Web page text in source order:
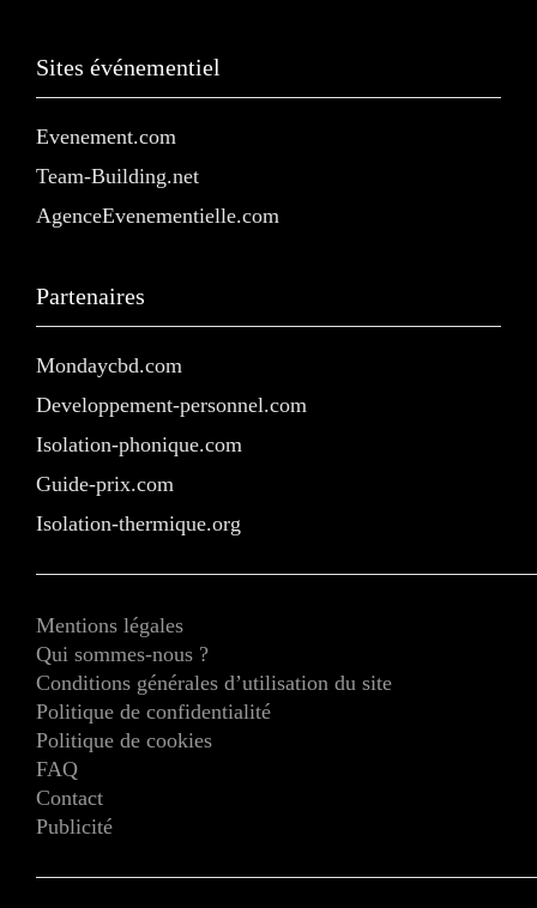
Sites événementiel
Evenement.com
Team-Building.net
AgenceEvenementielle.com
Partenaires
Mondaycbd.com
Developpement-personnel.com
Isolation-phonique.com
Guide-prix.com
Isolation-thermique.org
Mentions légales
Qui sommes-nous ?
Conditions générales d’utilisation du site
Politique de confidentialité
Politique de cookies
FAQ
Contact
Publicité